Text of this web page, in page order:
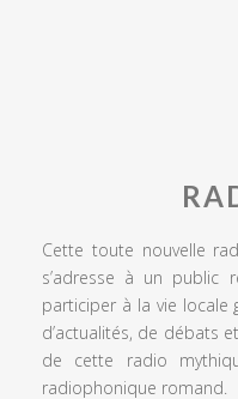
Cette toute nouvelle
s’adresse à un public
participer à la vie locale
d’actualités, de débats
de cette radio
radiophonique romand.